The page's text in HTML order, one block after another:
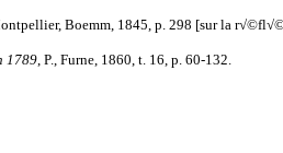
Boemm, 1845, p. 298 [sur la
1789, P., Furne, 1860, t. 16, p. 60-132.